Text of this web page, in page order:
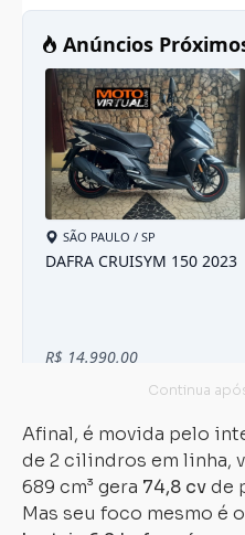
Afinal, é movida pelo
de 2 cilindros em linha,
689 cm³ gera 74,8 cvde
Mas seu foco mesmo é